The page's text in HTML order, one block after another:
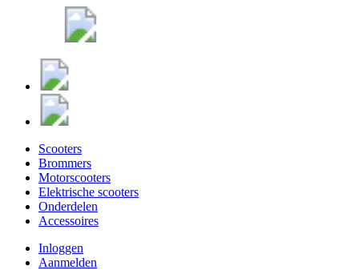
Scooters
Brommers
Motorscooters
Elektrische scooters
Onderdelen
Accessoires
Inloggen
Aanmelden